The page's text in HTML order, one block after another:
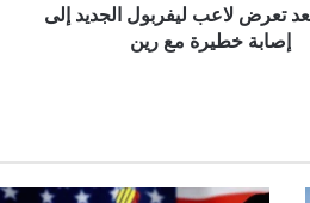
تعرض لاعب ليفربول الجديد إلى
إصابة خطيرة مع رين